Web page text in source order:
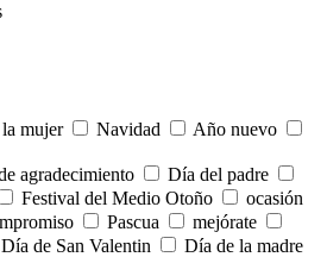
mujer Navidad
Año nuevo
agradecimiento
Día del padre
Festival del Medio Otoño
ocasión
Pascua
mejórate
Día de San Valentin
Día de la madre